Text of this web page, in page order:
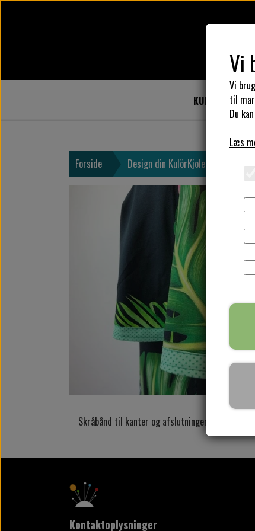
KULÖR DESIGN
Forside Design din KulörKjole
Skråbånd til kanter og afslutninger
Kontaktoplysninger
Vi
Vi
til
Du
Læs